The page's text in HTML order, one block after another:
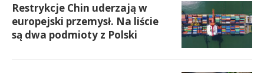
Restrykcje Chin uderzają w
europejski przemysł. Na liście
są dwa podmioty z Polski